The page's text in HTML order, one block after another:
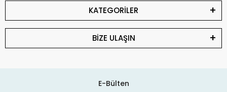
KATEGORİLER
BİZE ULAŞIN
E-Bülten